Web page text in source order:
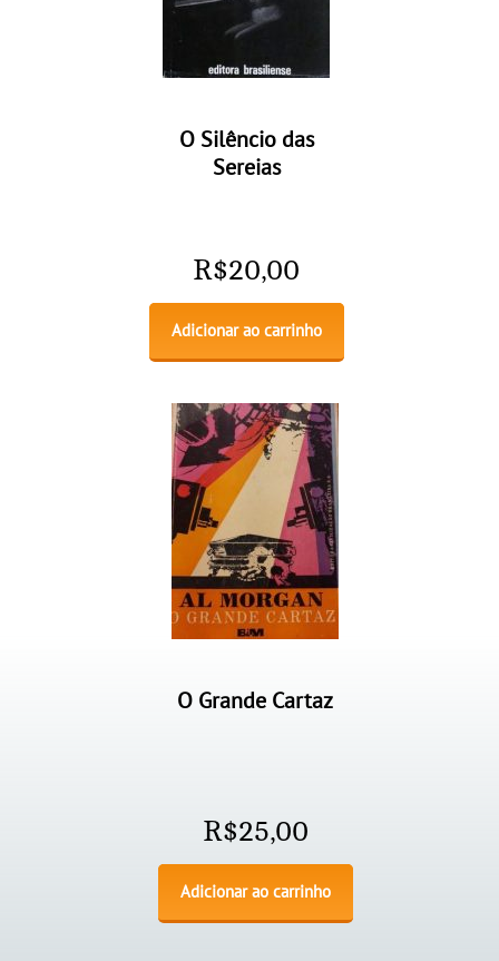
O Silêncio das
Sereias
R$20,00
Adicionar ao carrinho
O Grande Cartaz
R$25,00
Adicionar ao carrinho